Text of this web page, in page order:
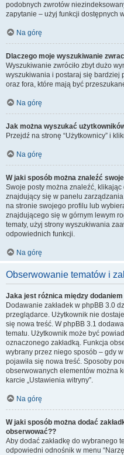
podobnych zwrotów
zapytanie – użyj funkcji dostępnych
Na górę
Dlaczego moje wyszukiwanie
Wyszukiwanie zwróciło zbyt dużo
wyszukiwania i postaraj się bardziej
oraz fora, które mają być
Na górę
Jak można wyszukać
Przejdź na stronę “Użytkownicy” i
Na górę
W jaki sposób można znaleźć
Swoje posty można znaleźć, klikając
znajdujący się w panelu
na stronie swojego profilu lub
znajdującego się w górnym lewym
tematy, użyj strony wyszukiwania
odpowiednich funkcji.
Na górę
Obserwowanie tematów i
Jaka jest różnica między
Dodawanie zakładek w phpBB 3.0
przeglądarce. Użytkownik nie
się nowa treść. W phpBB 3.1
tematu. Użytkownik może być
oznaczonego zakładką. Funkcja
wybrany przez niego sposób – gdy
pojawiła się nowa treść. Sposoby
obserwowanych elementów można
karcie „Ustawienia witryny”.
Na górę
W jaki sposób można dodać
obserwować??
Aby dodać zakładkę do wybranego
odpowiedni odnośnik w menu